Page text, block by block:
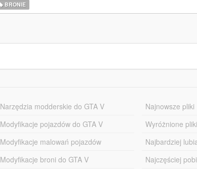
BRONIE
Narzędzia modderskie do GTA V
Modyfikacje pojazdów do GTA V
Modyfikacje malowań pojazdów
Modyfikacje broni do GTA V
Najnowsze pliki
Wyróżnione pliki
Najbardziej
Najczęściej